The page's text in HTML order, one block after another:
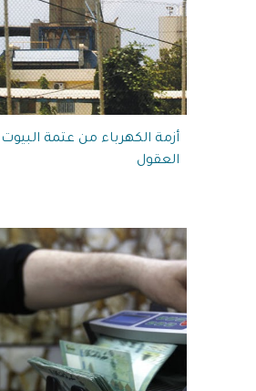
أزمة الكهرباء من عتمة
العقول‎‎